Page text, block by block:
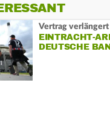
Vertrag verlängert
EINTRACHT-
DEUTSCHE